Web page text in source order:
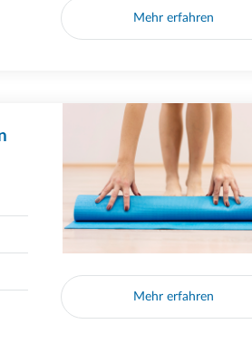
Mehr erfahren
Mehr erfahren